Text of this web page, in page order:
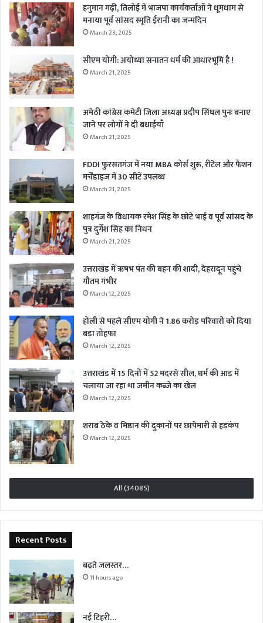
हनुमान गढ़ी, तिलोई में भाजपा कार्यकर्ताओं ने धूमधाम से
मनाया पूर्व सांसद स्मृति ईरानी का जन्मदिन
March 23, 2025
सीएम योगी: अयोध्या सनातन धर्म की आधारभूमि है !
March 21, 2025
अमेठी कांग्रेस कमेटी जिला अध्यक्ष प्रदीप सिंघल पुनः बनाए
जाने पर लोगों ने दी बधाईयाँ
March 21, 2025
FDDI फुरसतगंज में नया MBA कोर्स शुरू, रीटेल और फैशन
मर्चेंडाइज में 30 सीटें उपलब्ध
March 21, 2025
शाहगंज के विधायक रमेश सिंह के छोटे भाई व पूर्व सांसद के
पुत्र दुर्गेश सिंह का निधन
March 21, 2025
उत्तराखंड में ऋषभ पंत की बहन की शादी, देहरादून पहुंचे
गौतम गंभीर
March 12, 2025
होली से पहले सीएम योगी ने 1.86 करोड़ परिवारों को दिया
बड़ा तोहफा
March 12, 2025
उत्तराखंड में 15 दिनों में 52 मदरसे सील, धर्म की आड़ में
चलाया जा रहा था जमीन कब्जे का खेल
March 12, 2025
शराब ठेके व मिष्ठान की दुकानों पर छापेमारी से हड़कंप
March 12, 2025
All (34085)
Recent Posts
बढ़ते जलस्तर…
11 hours ago
नई टिहरी…